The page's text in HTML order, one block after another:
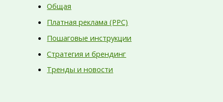
Общая
Платная реклама (PPC)
Пошаговые инструкции
Стратегия и брендинг
Тренды и новости